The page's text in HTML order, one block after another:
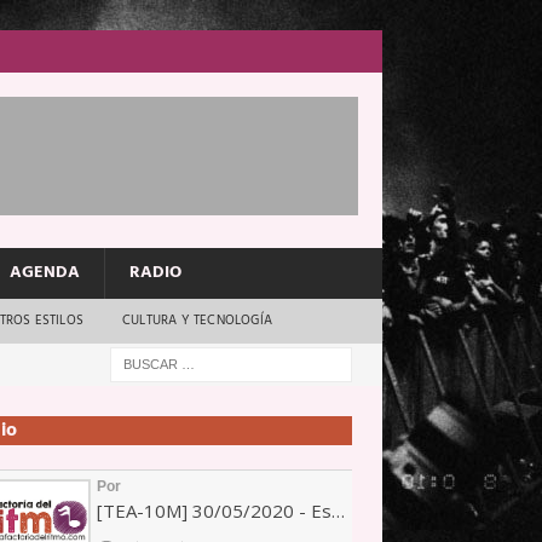
AGENDA RADIO
ESTILOS CULTURA Y TECNOLOGÍA